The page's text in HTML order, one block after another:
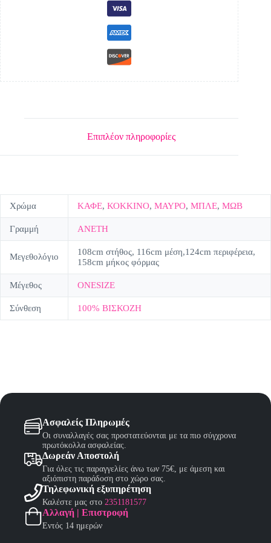
Επιπλέον πληροφορίες
Χρώμα ΚΑΦΕ, ΚΟΚΚΙΝΟ, ΜΑΥΡΟ, ΜΠΛΕ, ΜΩΒ
Γραμμή ΑΝΕΤΗ
Μεγεθολόγιο
108cm στήθος, 116cm μέση,124cm περιφέρεια,
158cm μήκος φόρμας
Μέγεθος ONESIZE
Σύνθεση 100% ΒΙΣΚΟΖΗ
Ασφαλείς Πληρωμές
Οι συναλλαγές σας προστατεύονται με τα πιο σύγχρονα
πρωτόκολλα ασφαλείας.
Δωρεάν Αποστολή
Για όλες τις παραγγελίες άνω των 75€, με άμεση και
αξιόπιστη παράδοση στο χώρο σας.
Τηλεφωνική εξυπηρέτηση
Καλέστε μας στο 2351181577
Αλλαγή | Επιστροφή
Εντός 14 ημερών